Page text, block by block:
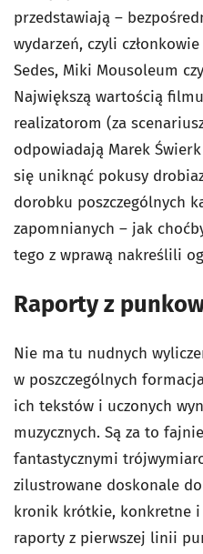
przedstawiają –
wydarzeń, czyli
Sedes, Miki Mousoleum
Największą wartością
realizatorom (za
odpowiadają Marek
się uniknąć pokusy
dorobku poszczególnych
zapomnianych – jak
tego z wprawą nakreślili
Raporty z
Nie ma tu nudnych
w poszczególnych
ich tekstów i uczonych
muzycznych. Są za to
fantastycznymi
zilustrowane doskonale
kronik krótkie, konkretne
raporty z pierwszej linii